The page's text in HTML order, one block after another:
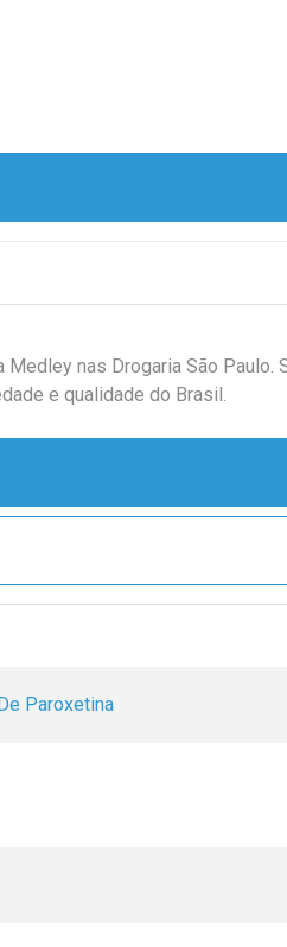
Medley nas Drogaria São Paulo.
e qualidade do Brasil.
Paroxetina